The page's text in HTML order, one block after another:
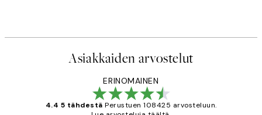
Asiakkaiden arvostelut
ERINOMAINEN
4.4 5 tähdestä Perustuen 108425 arvosteluun.